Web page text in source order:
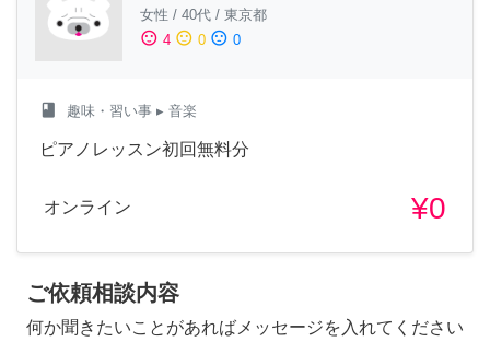
女性 / 40代 / 東京都
sentiment_satisfied 4 sentiment_neutral 0 sentiment_dissatisfied 0
class 趣味・習い事 ▸ 音楽
ピアノレッスン初回無料分
オンライン ¥0
ご依頼相談内容
何か聞きたいことがあればメッセージを入れてください